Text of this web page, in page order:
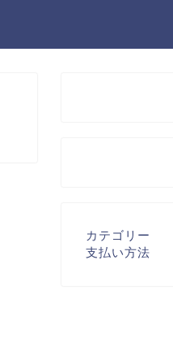
カテゴリー
支払い方法